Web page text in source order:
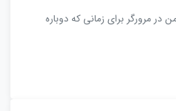
در مرورگر برای زمانی که دوباره